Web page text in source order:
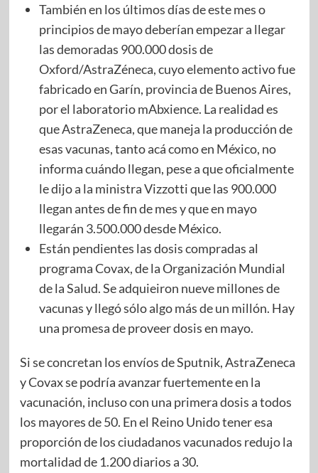
También en los últimos días de este mes o
principios de mayo deberían empezar a llegar
las demoradas 900.000 dosis de
Oxford/AstraZéneca, cuyo elemento activo fue
fabricado en Garín, provincia de Buenos Aires,
por el laboratorio mAbxience. La realidad es
que AstraZeneca, que maneja la producción de
esas vacunas, tanto acá como en México, no
informa cuándo llegan, pese a que oficialmente
le dijo a la ministra Vizzotti que las 900.000
llegan antes de fin de mes y que en mayo
llegarán 3.500.000 desde México.
Están pendientes las dosis compradas al
programa Covax, de la Organización Mundial
de la Salud. Se adquieiron nueve millones de
vacunas y llegó sólo algo más de un millón. Hay
una promesa de proveer dosis en mayo.
Si se concretan los envíos de Sputnik, AstraZeneca
y Covax se podría avanzar fuertemente en la
vacunación, incluso con una primera dosis a todos
los mayores de 50. En el Reino Unido tener esa
proporción de los ciudadanos vacunados redujo la
mortalidad de 1.200 diarios a 30.